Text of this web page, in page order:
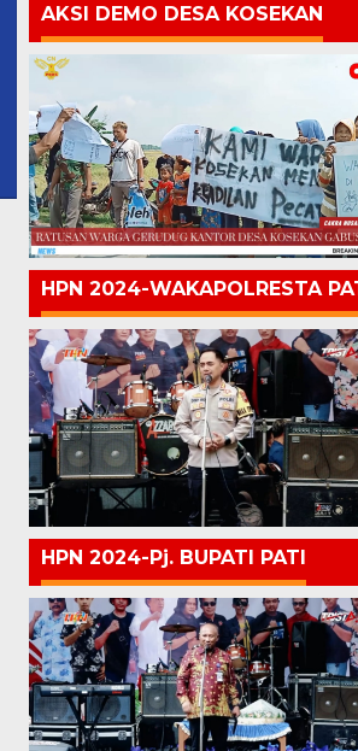
AKSI DEMO DESA KOSEKAN
HPN 2024-WAKAPOLRESTA
HPN 2024-Pj. BUPATI PATI